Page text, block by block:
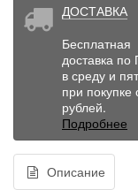
ДОСТАВКА
Бесплатная
доставка
в среду и
при покупке
рублей.
Подробнее
Описание